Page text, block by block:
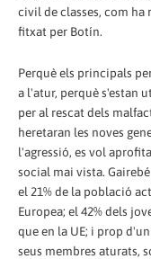
civil de classes, com ha
fitxat per Botín.
Perquè els principals
a l'atur, perquè s'estan
per al rescat dels
heretaran les noves
l'agressió, es vol
social mai vista.
el 21% de la població
Europea; el 42% dels
que en la UE; i prop
seus membres aturats,